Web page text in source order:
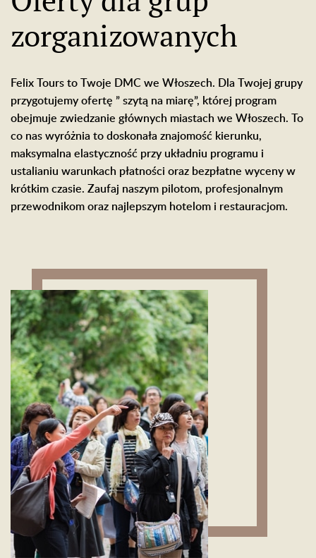
zorganizowanych
Felix Tours to Twoje DMC we Włoszech. Dla Twojej grupy
przygotujemy ofertę ” szytą na miarę”, której program
obejmuje zwiedzanie głównych miastach we Włoszech. To
co nas wyróżnia to doskonała znajomość kierunku,
maksymalna elastyczność przy układniu programu i
ustalianiu warunkach płatności oraz bezpłatne wyceny w
krótkim czasie. Zaufaj naszym pilotom, profesjonalnym
przewodnikom oraz najlepszym hotelom i restauracjom.